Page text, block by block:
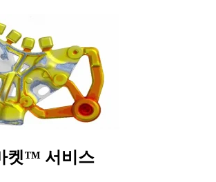
켓™ 서비스